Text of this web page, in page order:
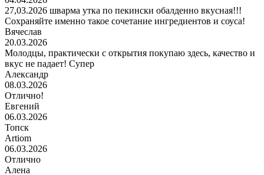
27,03.2026 шварма утка по пекински обалденно вкусная!!!
Сохраняйте именно такое сочетание ингредиентов и соуса!
Вячеслав
20.03.2026
Молодцы, практически с открытия покупаю здесь, качество и
вкус не падает! Супер
Александр
08.03.2026
Отлично!
Евгений
06.03.2026
Топск
Artiom
06.03.2026
Отлично
Алена